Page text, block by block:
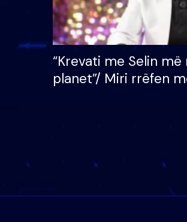
“Krevati me Selin
planet”/ Miri rrëfen